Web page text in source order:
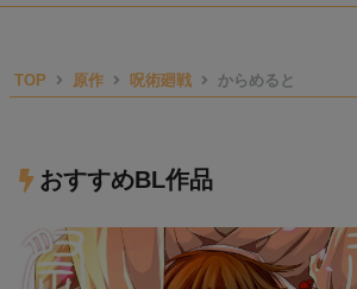
TOP 原作 呪術廻戦 からめると
おすすめBL作品